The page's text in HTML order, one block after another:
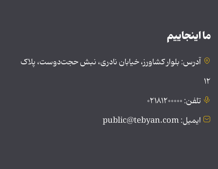
ما اینجاییم
آدرس: بلوار کشاورز، خیابان نادری، نبش حجت‌دوست، پلاک
۱۲
تلفن: ۰۲۱۸۱۲۰۰۰۰۰
ایمیل: public@tebyan.com